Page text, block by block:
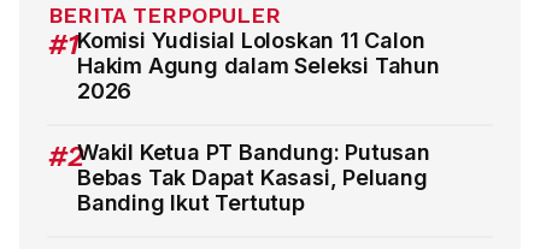
BERITA TERPOPULER
#1Komisi Yudisial Loloskan 11 Calon
Hakim Agung dalam Seleksi Tahun
2026
#2Wakil Ketua PT Bandung: Putusan
Bebas Tak Dapat Kasasi, Peluang
Banding Ikut Tertutup